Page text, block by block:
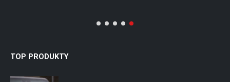
TOP PRODUKTY